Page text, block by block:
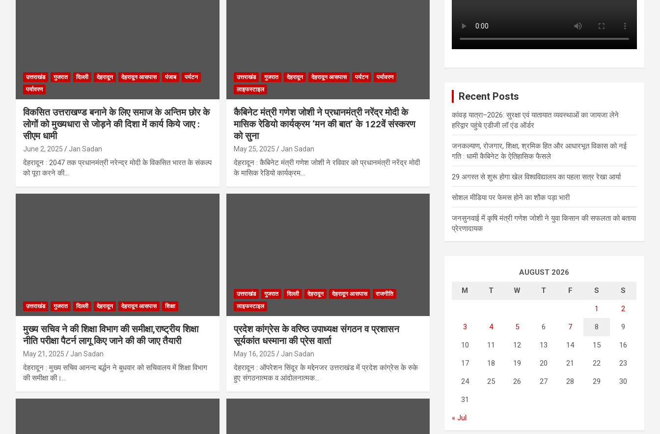
उत्तराखंड गुजरात दिल्ली देहरादून देहरादून आसपास पंजाब
पर्यटन
पर्यावरण
विकसित उत्तराखण्ड बनाने के लिए समाज के अन्तिम छोर के
लोगों को मुख्यधारा से जोड़ने की दिशा में कार्य किये जाए :
सीएम धामी
June 2, 2025 Jan Sadan
देहरादून : 2047 तक प्रधानमंत्री नरेन्द्र मोदी के विकसित भारत के संकल्प
को पूरा करने की…
उत्तराखंड गुजरात देहरादून देहरादून आसपास पर्यटन
पर्यावरण
लाइफस्टाइल
कैबिनेट मंत्री गणेश जोशी ने प्रधानमंत्री नरेंद्र मोदी के
मासिक रेडियो कार्यक्रम ‘मन की बात’ के 122वें संस्करण
को सुना
May 25, 2025 Jan Sadan
देहरादून : कैबिनेट मंत्री गणेश जोशी ने रविवार को प्रधानमंत्री नरेंद्र मोदी
के मासिक रेडियो कार्यक्रम…
उत्तराखंड गुजरात दिल्ली देहरादून देहरादून आसपास शिक्षा
मुख्य सचिव ने की शिक्षा विभाग की समीक्षा,राष्ट्रीय शिक्षा
नीति परीक्षा पैटर्न लागू किए जाने की की जाए तैयारी
May 21, 2025 Jan Sadan
देहरादून : मुख्य सचिव आनन्द बर्द्धन ने बुधवार को सचिवालय में शिक्षा विभाग
की समीक्षा की।…
उत्तराखंड गुजरात दिल्ली देहरादून देहरादून आसपास
राजनीति
लाइफस्टाइल
प्रदेश कांग्रेस के वरिष्ठ उपाध्यक्ष संगठन व प्रशासन
सूर्यकांत धस्माना की प्रेस वार्ता
May 16, 2025 Jan Sadan
देहरादून : ऑपरेशन सिंदूर के मद्देनजर उत्तराखंड में प्रदेश कांग्रेस के रुके
हुए संगठनात्मक व आंदोलनात्मक…
Recent Posts
कांवड़ यात्रा–2026: सुरक्षा एवं यातायात व्यवस्थाओं का जायजा लेने
हरिद्वार पहुंचे एडीजी लॉ एंड ऑर्डर
जनकल्याण, रोजगार, शिक्षा, श्रमिक हित और आधारभूत विकास को नई
गति : धामी कैबिनेट के ऐतिहासिक फैसले
29 अगस्त से शुरू होगा खेल विश्वविद्यालय का पहला सत्र रेखा आर्या
सोशल मीडिया पर फेमस होने का शौक पड़ा भारी
जनसुनवाई में कृषि मंत्री गणेश जोशी ने युवा किसान की सफलता को बताया
प्रेरणादायक
AUGUST 2026
M T W T F S S
1 2
3 4 5 6 7 8 9
10 11 12 13 14 15 16
17 18 19 20 21 22 23
24 25 26 27 28 29 30
31
« Jul